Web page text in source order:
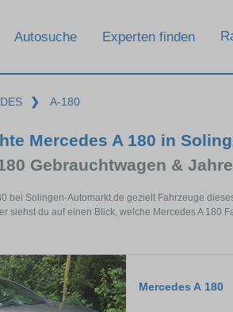
Autosuche Experten finden
❯ A-180
Mercedes A 180 in
Gebrauchtwagen &
bei Solingen-Automarkt.de gezielt Fahrzeuge
siehst du auf einen Blick, welche Mercedes A 180
Mercedes A 180